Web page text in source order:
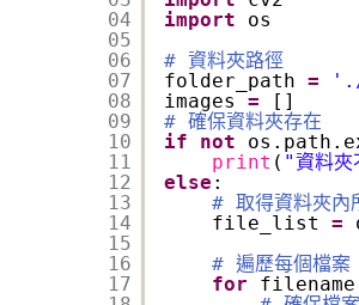
04
05
06
07
08
09
10
11
12
13
14
15
16
17
import
os
# 資料夾路徑
folder_path =
images =
[]
# 確保資料夾存在
if
not
print ( "資料夾
else :
# 取得資料夾內
file_list =
# 遍歷每個檔案
for
filename